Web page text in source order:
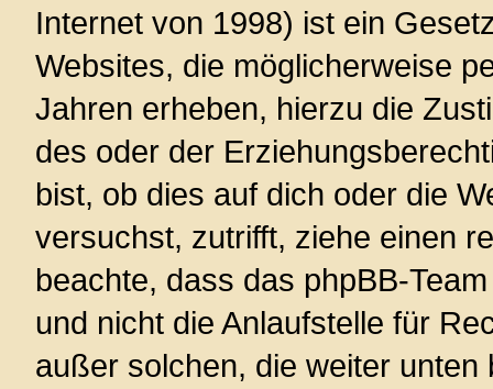
Internet von 1998) ist ein
Websites, die möglicherweise
Jahren erheben, hierzu die
des oder der
bist, ob dies auf dich oder die
versuchst, zutrifft, ziehe einen
beachte, dass das phpBB-
und nicht die Anlaufstelle für
außer solchen, die weiter unten